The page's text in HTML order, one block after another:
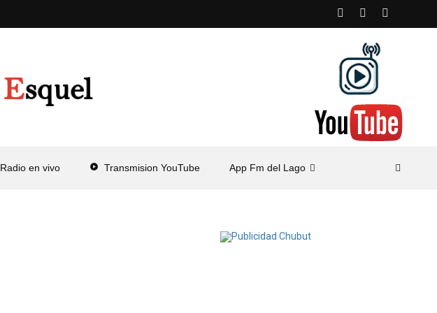
Radio en vivo play_circle Transmision YouTube App Fm del Lago